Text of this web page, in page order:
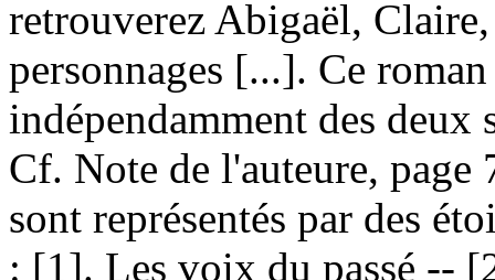
retrouverez Abigaël,
personnages [...]. Ce
indépendamment des
Cf. Note de l'auteure,
sont représentés par des
: [1]. Les voix du passé --